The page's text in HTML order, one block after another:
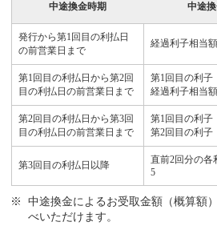
中途換金時期 中途
発行から第1回目の利払日
の前営業日まで
経過利子相当額
第1回目の利払日から第2回
目の利払日の前営業日まで
第1回目の利子
経過利子相当額
第2回目の利払日から第3回
目の利払日の前営業日まで
第1回目の利子
第2回目の利子
第3回目の利払日以降
直前2回分の各
5
中途換金によるお受取金額（概算額
べいただけます。